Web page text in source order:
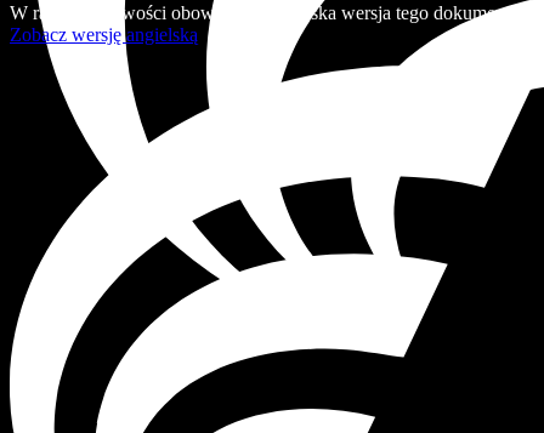
W razie wątpliwości obowiązuje angielska wersja tego dokumentu.
Zobacz wersję angielską